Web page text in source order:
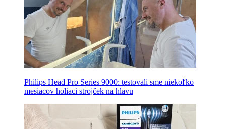
Philips Head Pro Series 9000: testovali sme niekoľko
mesiacov holiaci strojček na hlavu